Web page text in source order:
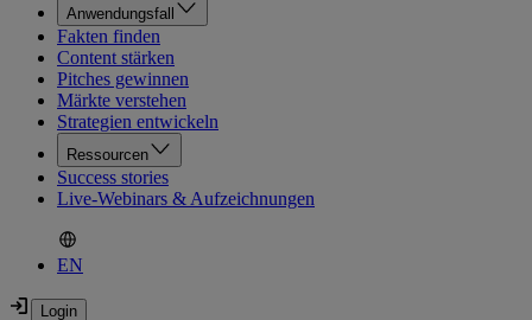
Anwendungsfall
Fakten finden
Content stärken
Pitches gewinnen
Märkte verstehen
Strategien entwickeln
Ressourcen
Success stories
Live-Webinars & Aufzeichnungen
EN